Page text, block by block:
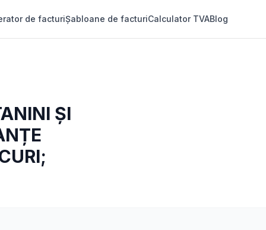
de facturiȘabloane de facturiCalculator TVABlog
ȘI